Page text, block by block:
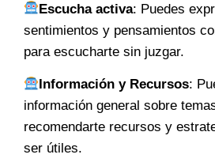
Escucha activa: Puedes
sentimientos y pensamientos
para escucharte sin juzgar.
Información y Recursos:
información general sobre
recomendarte recursos y
ser útiles.